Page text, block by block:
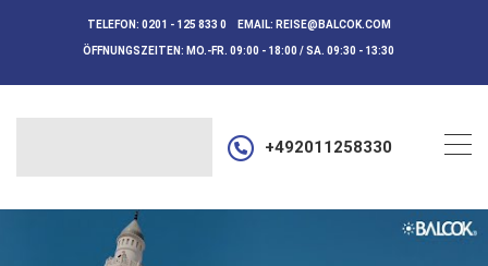
TELEFON: 0201 - 125 833 0 EMAIL: REISE@BALCOK.COM
ÖFFNUNGSZEITEN: MO.-FR. 09:00 - 18:00 / SA. 09:30 - 13:30
+492011258330